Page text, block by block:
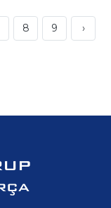
8 9 ›